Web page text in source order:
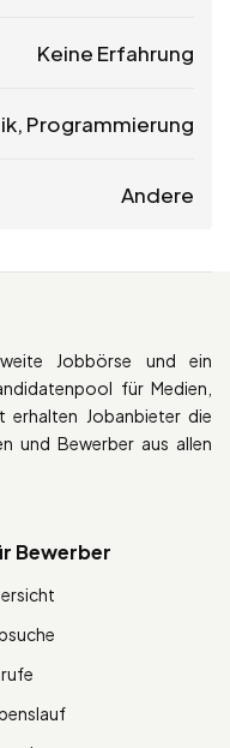
Keine Erfahrung
Programmierung
Andere
Jobbörse und ein
für Medien,
erhalten Jobanbieter die
und Bewerber aus allen
Bewerber